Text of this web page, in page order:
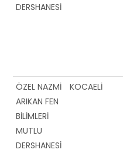
DERSHANESİ
ÖZEL NAZMİ
ARIKAN FEN
BİLİMLERİ
MUTLU
DERSHANESİ
KOCAELİ